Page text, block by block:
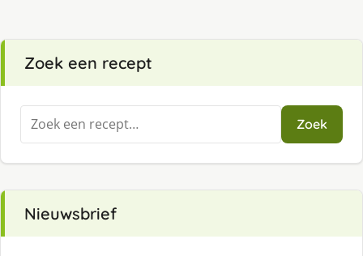
Zoek een recept
Zoeken
naar:
Zoek
Nieuwsbrief